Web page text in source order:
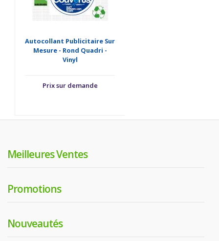
Autocollant Publicitaire Sur
Mesure - Rond Quadri -
Vinyl
Prix sur demande
Meilleures Ventes
Promotions
Nouveautés